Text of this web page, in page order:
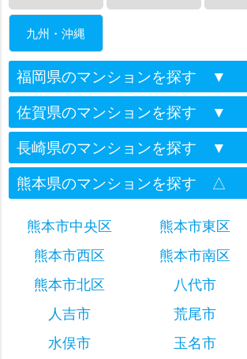
九州・沖縄
福岡県のマンションを探す ▼
佐賀県のマンションを探す ▼
長崎県のマンションを探す ▼
熊本県のマンションを探す △
熊本市中央区
熊本市東区
熊本市西区
熊本市南区
熊本市北区
八代市
人吉市
荒尾市
水俣市
玉名市